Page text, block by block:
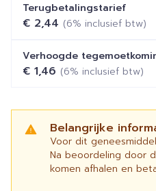
Terugbetalingstarief
€ 2,44 (6% inclusief btw)
Verhoogde
€ 1,46 (6% inclusief btw)
Belangrijke
Voor dit
Na beoordeling door
komen afhalen en